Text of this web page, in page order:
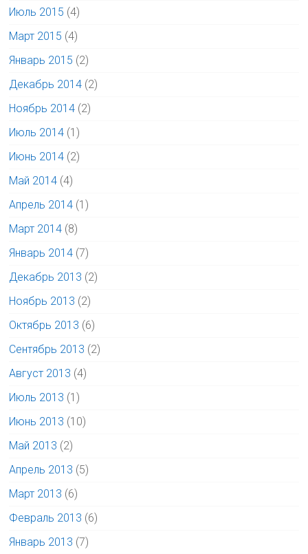
Июль 2015 (4)
Март 2015 (4)
Январь 2015 (2)
Декабрь 2014 (2)
Ноябрь 2014 (2)
Июль 2014 (1)
Июнь 2014 (2)
Май 2014 (4)
Апрель 2014 (1)
Март 2014 (8)
Январь 2014 (7)
Декабрь 2013 (2)
Ноябрь 2013 (2)
Октябрь 2013 (6)
Сентябрь 2013 (2)
Август 2013 (4)
Июль 2013 (1)
Июнь 2013 (10)
Май 2013 (2)
Апрель 2013 (5)
Март 2013 (6)
Февраль 2013 (6)
Январь 2013 (7)